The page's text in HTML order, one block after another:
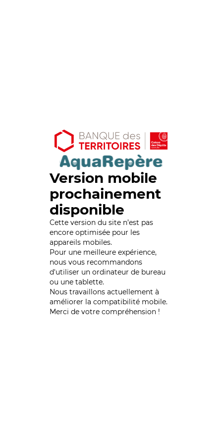
Version mobile
prochainement
disponible
Cette version du site n’est pas
encore optimisée pour les
appareils mobiles.
Pour une meilleure expérience,
nous vous recommandons
d'utiliser un ordinateur de bureau
ou une tablette.
Nous travaillons actuellement à
améliorer la compatibilité mobile.
Merci de votre compréhension !